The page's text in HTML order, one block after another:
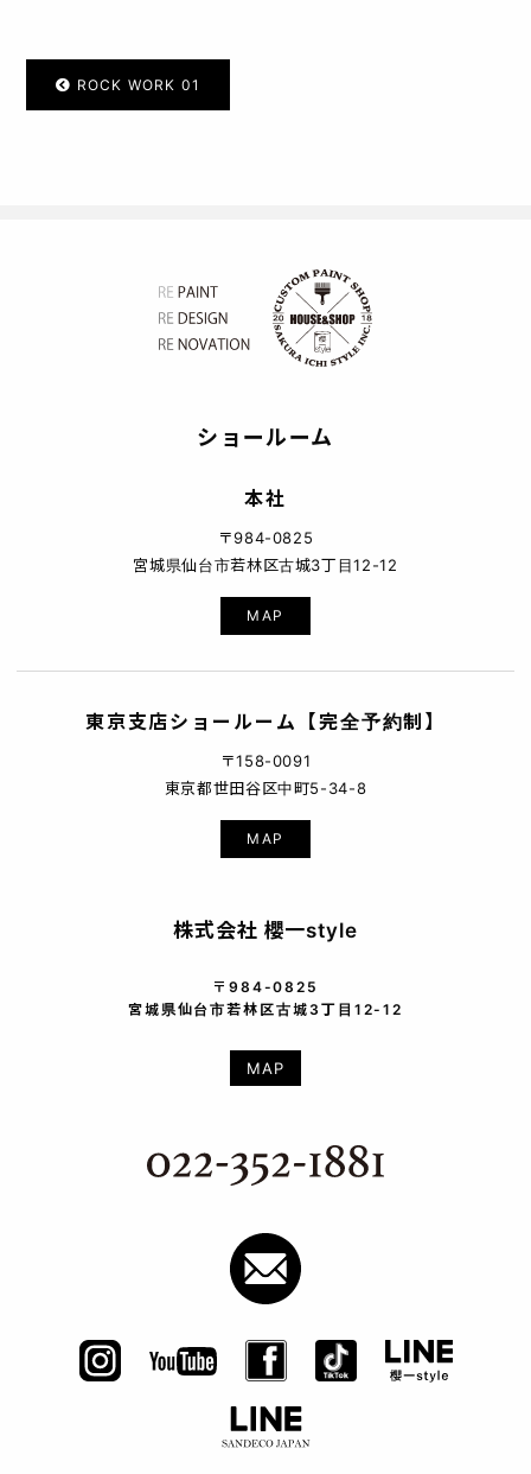
ROCK WORK 01
ショールーム
本社
〒984-0825
宮城県仙台市若林区古城3丁目12-12
MAP
東京支店ショールーム【完全予約制】
〒158-0091
東京都世田谷区中町5-34-8
MAP
株式会社 櫻一style
〒984-0825
宮城県仙台市若林区古城3丁目12-12
MAP